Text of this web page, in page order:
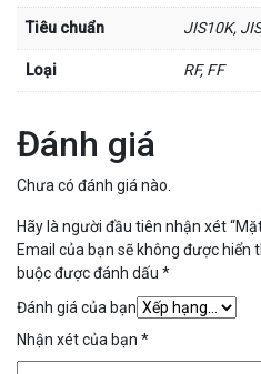
Tiêu chuẩn JIS10K,
Loại RF, FF
Đánh giá
Chưa có đánh giá nào.
Hãy là người đầu tiên nhận xét
Email của bạn sẽ không được hiển
buộc được đánh dấu *
Đánh giá của bạn
Nhận xét của bạn *